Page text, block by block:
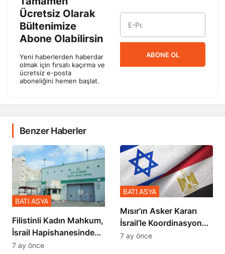
Ücretsiz Olarak
Bültenimize
Abone Olabilirsin
Yeni haberlerden haberdar
olmak için fırsatı kaçırma ve
ücretsiz e-posta
aboneliğini hemen başlat.
ABONE OL
Benzer Haberler
Filistinli Kadın Mahkum,
İsrail Hapishanesindeki
Zulmü Anlattı
BATI ASYA
7 ay önce
Mısır’ın Asker Kararı
İsrail’le Koordinasyon
İçinde Gerçekleşmiş
BATI ASYA
7 ay önce